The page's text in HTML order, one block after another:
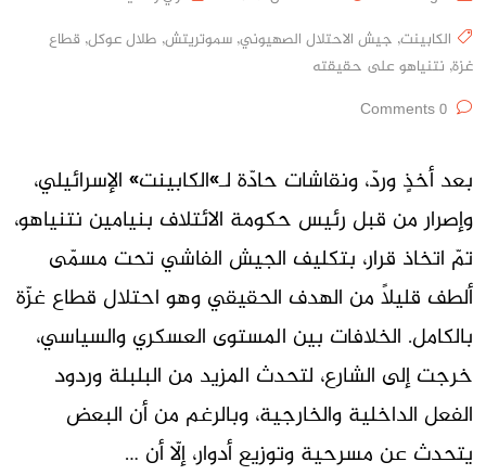
الكابينت, جيش الاحتلال الصهيوني, سموتريتش, طلال عوكل, قطاع
غزة, نتنياهو على حقيقته
بعد أخذٍ وردّ، ونقاشات حادّة لـ»الكابينت» الإسرائيلي،
وإصرار من قبل رئيس حكومة الائتلاف بنيامين نتنياهو،
تمّ اتخاذ قرار، بتكليف الجيش الفاشي تحت مسمّى
ألطف قليلاً من الهدف الحقيقي وهو احتلال قطاع غزّة
بالكامل. الخلافات بين المستوى العسكري والسياسي،
خرجت إلى الشارع، لتحدث المزيد من البلبلة وردود
الفعل الداخلية والخارجية، وبالرغم من أن البعض
يتحدث عن مسرحية وتوزيع أدوار، إلّا أن …